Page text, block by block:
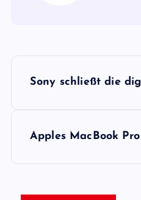
Sony schließt die
Apples MacBook